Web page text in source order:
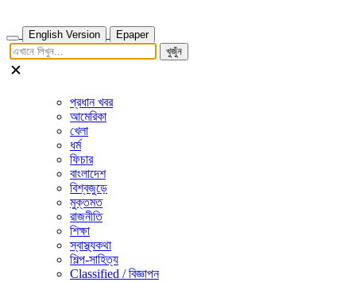
English Version
Epaper
খুজুঁন
প্রধান খবর
আমেরিকা
খেলা
ধর্ম
ফিচার
বাংলাদেশ
বিশ্বজুড়ে
মুক্তমত
রাজনীতি
শিক্ষা
স্বাস্থ্যকথা
শিল্প-সাহিত্য
Classified / বিজ্ঞাপন